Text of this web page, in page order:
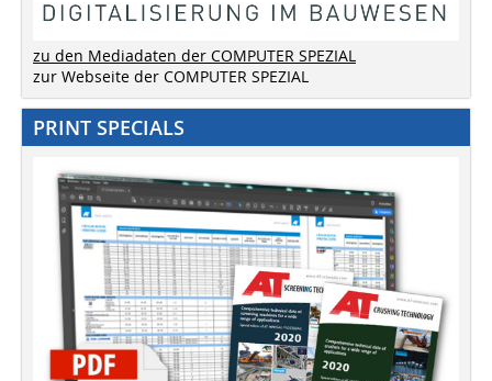
zu den Mediadaten der COMPUTER SPEZIAL
zur Webseite der COMPUTER SPEZIAL
PRINT SPECIALS